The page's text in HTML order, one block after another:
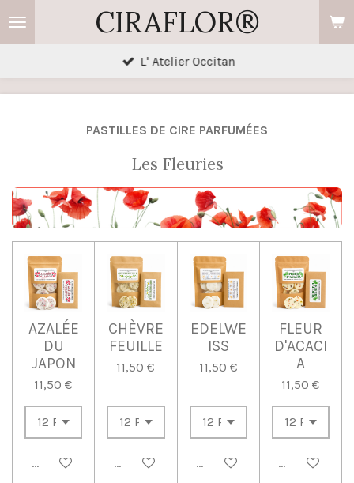
Passer
principal
CIRAFLOR®
L' Atelier Occitan
PASTILLES DE CIRE PARFUMÉES
Les Fleuries
AZALÉE
DU
JAPON
11,50 €
Ajouter au panier
CHÈVRE
FEUILLE
11,50 €
Ajouter au panier
EDELWE
ISS
11,50 €
Ajouter au panier
FLEUR
D'ACACI
A
11,50 €
Ajouter au